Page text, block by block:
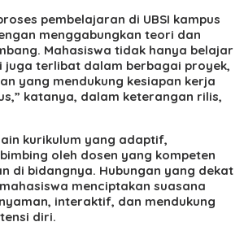
pembelajaran di UBSI kampus
menggabungkan teori dan
Mahasiswa tidak hanya belajar
juga terlibat dalam berbagai proyek,
yang mendukung kesiapan kerja
katanya, dalam keterangan rilis,
kurikulum yang adaptif,
oleh dosen yang kompeten
di bidangnya. Hubungan yang dekat
menciptakan suasana
interaktif, dan mendukung
diri.